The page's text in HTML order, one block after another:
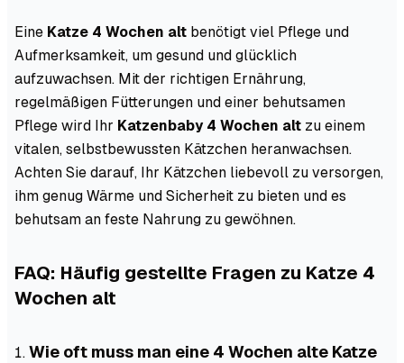
Eine Katze 4 Wochen alt benötigt viel Pflege und
Aufmerksamkeit, um gesund und glücklich
aufzuwachsen. Mit der richtigen Ernährung,
regelmäßigen Fütterungen und einer behutsamen
Pflege wird Ihr Katzenbaby 4 Wochen alt zu einem
vitalen, selbstbewussten Kätzchen heranwachsen.
Achten Sie darauf, Ihr Kätzchen liebevoll zu versorgen,
ihm genug Wärme und Sicherheit zu bieten und es
behutsam an feste Nahrung zu gewöhnen.
FAQ: Häufig gestellte Fragen zu Katze 4
Wochen alt
Wie oft muss man eine 4 Wochen alte Katze